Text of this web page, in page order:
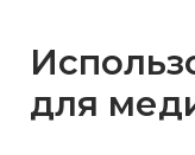
для